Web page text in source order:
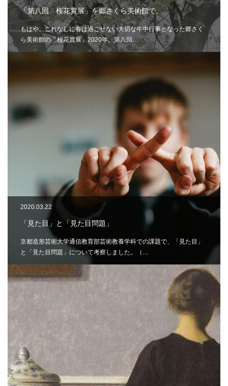
「第八回 桜花賞展」を郷さくら美術館で。
もはや、これなしに春は過ごせない大切な年中行事となった郷さく
ら美術館の「桜花賞展」2020年、第八回…
2020.03.22
「見た目」と「見た目問題」
京都造形芸術大学通信教育部芸術教養学科での課題で、「見た目」
と「見た目問題」について考察しました。（…